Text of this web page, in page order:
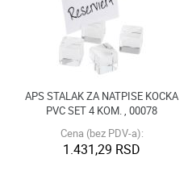
APS STALAK ZA NATPISE KOCKA
PVC SET 4 KOM. , 00078
Cena (bez PDV-a):
1.431,29 RSD